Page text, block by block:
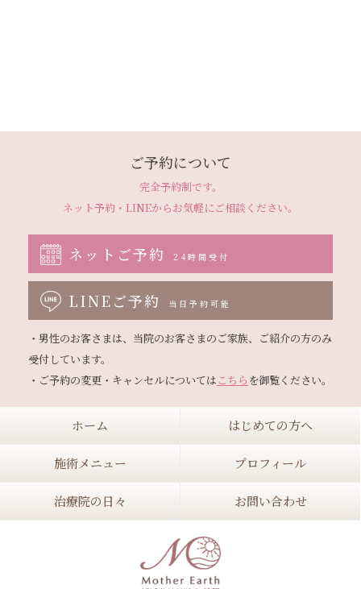
ご予約について
完全予約制です。
ネット予約・LINEからお気軽にご相談ください。
ネットご予約 24時間受付
LINEご予約 当日予約可能
・男性のお客さまは、当院のお客さまのご家族、ご紹介の方のみ
受付しています。
・ご予約の変更・キャンセルについてはこちら
ホーム はじめての方へ
施術メニュー プロフィール
治療院の日々 お問い合わせ